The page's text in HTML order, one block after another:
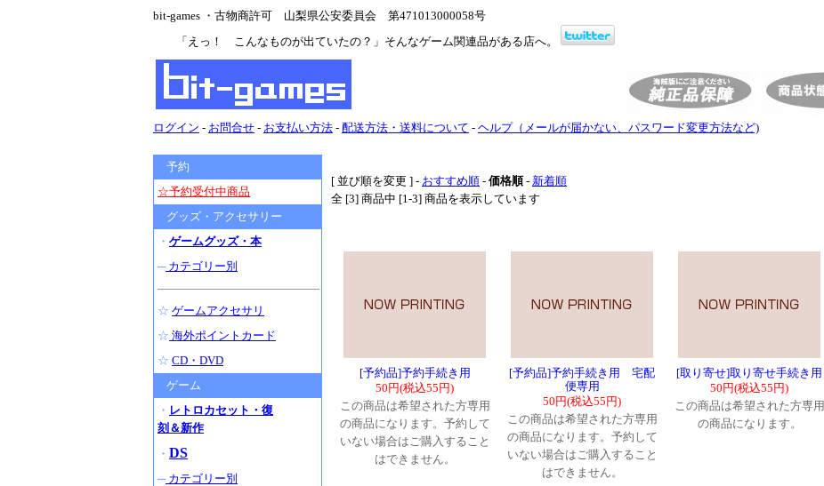
bit-games ・古物商許可 山梨県公安委員会 第471013000058号
「えっ！ こんなものが出ていたの？」そんなゲーム関連品がある店へ。
ログイン - お問合せ - お支払い方法 - 配送方法・送料について - ヘルプ（メールが届かない、パスワード変更方法など)
[ 並び順を変更 ] - おすすめ順 - 価格順- 新着順
全 [3] 商品中 [1-3] 商品を表示しています
[予約品]予約手続き用
50円(税込55円)
この商品は希望された方専用
の商品になります。予約して
いない場合はご購入すること
はできません。
[予約品]予約手続き用 宅配
便専用
50円(税込55円)
この商品は希望された方専用
の商品になります。予約して
いない場合はご購入すること
はできません。
[取り寄せ]取り寄せ手続き用
50円(税込55円)
この商品は希望された方専用
の商品になります。
予約
☆予約受付中商品
グッズ・アクセサリー
・ ゲームグッズ・本
─カテゴリー別
☆ ゲームアクセサリ
☆ 海外ポイントカード
☆ CD・DVD
ゲーム
・ レトロカセット・復
刻＆新作
・ DS
─カテゴリー別